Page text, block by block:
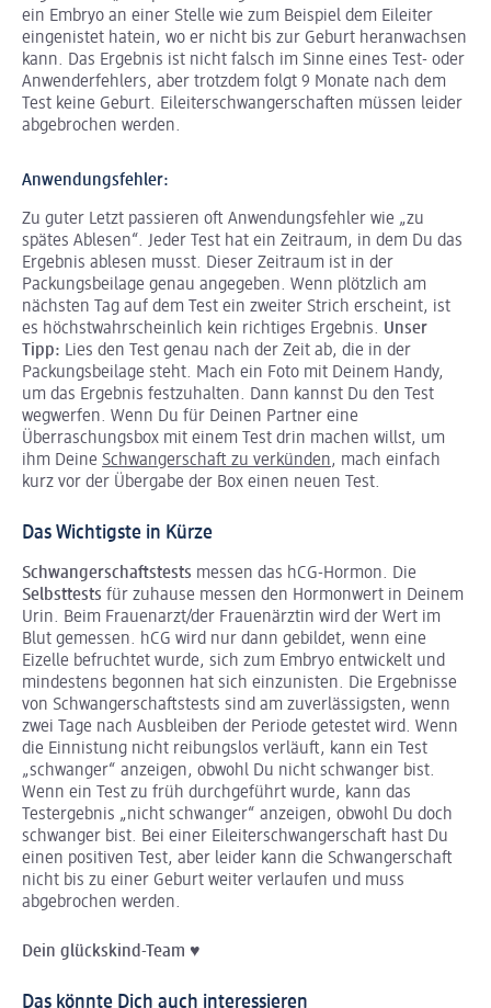
ein Embryo an einer Stelle wie zum Beispiel dem Eileiter
eingenistet hatein, wo er nicht bis zur Geburt heranwachsen
kann. Das Ergebnis ist nicht falsch im Sinne eines Test- oder
Anwenderfehlers, aber trotzdem folgt 9 Monate nach dem
Test keine Geburt. Eileiterschwangerschaften müssen leider
abgebrochen werden.
Anwendungsfehler:
Zu guter Letzt passieren oft Anwendungsfehler wie „zu
spätes Ablesen“. Jeder Test hat ein Zeitraum, in dem Du das
Ergebnis ablesen musst. Dieser Zeitraum ist in der
Packungsbeilage genau angegeben. Wenn plötzlich am
nächsten Tag auf dem Test ein zweiter Strich erscheint, ist
es höchstwahrscheinlich kein richtiges Ergebnis. Unser
Tipp: Lies den Test genau nach der Zeit ab, die in der
Packungsbeilage steht. Mach ein Foto mit Deinem Handy,
um das Ergebnis festzuhalten. Dann kannst Du den Test
wegwerfen. Wenn Du für Deinen Partner eine
Überraschungsbox mit einem Test drin machen willst, um
ihm Deine Schwangerschaft zu verkünden, mach einfach
kurz vor der Übergabe der Box einen neuen Test.
Das Wichtigste in Kürze
Schwangerschaftstests messen das hCG-Hormon. Die
Selbsttests für zuhause messen den Hormonwert in Deinem
Urin. Beim Frauenarzt/der Frauenärztin wird der Wert im
Blut gemessen. hCG wird nur dann gebildet, wenn eine
Eizelle befruchtet wurde, sich zum Embryo entwickelt und
mindestens begonnen hat sich einzunisten. Die Ergebnisse
von Schwangerschaftstests sind am zuverlässigsten, wenn
zwei Tage nach Ausbleiben der Periode getestet wird. Wenn
die Einnistung nicht reibungslos verläuft, kann ein Test
„schwanger“ anzeigen, obwohl Du nicht schwanger bist.
Wenn ein Test zu früh durchgeführt wurde, kann das
Testergebnis „nicht schwanger“ anzeigen, obwohl Du doch
schwanger bist. Bei einer Eileiterschwangerschaft hast Du
einen positiven Test, aber leider kann die Schwangerschaft
nicht bis zu einer Geburt weiter verlaufen und muss
abgebrochen werden.
Dein glückskind-Team ♥
Das könnte Dich auch interessieren